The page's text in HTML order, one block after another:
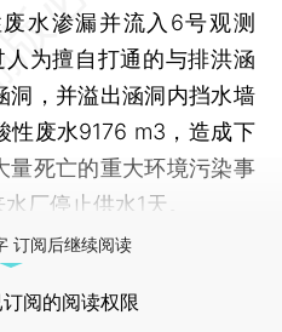
水渗漏并流入6号观测
为擅自打通的与排洪涵
洞，并溢出涵洞内挡水墙
性废水9176 m3，造成下
量死亡的重大环境污染事
厂停止供水1天。
订阅后继续阅读
阅的阅读权限